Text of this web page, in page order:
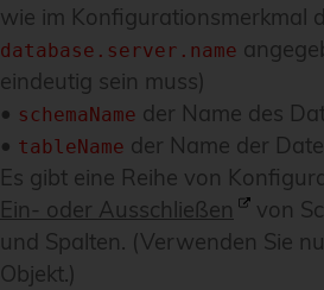
wie im Konfigurationsmerkmal
database.server.name
eindeutig sein muss)
• schemaName der Name des
• tableName der Name der
Es gibt eine Reihe von
Ein- oder Ausschließen
von
und Spalten. (Verwenden Sie
Objekt.)